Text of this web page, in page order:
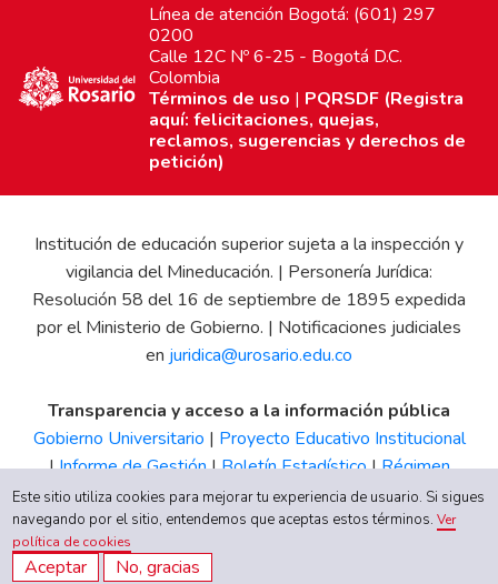
Línea de atención Bogotá: (601) 297
0200
Calle 12C Nº 6-25 - Bogotá D.C.
Colombia
Términos de uso | PQRSDF (Registra
aquí: felicitaciones, quejas,
reclamos, sugerencias y derechos de
petición)
Institución de educación superior sujeta a la inspección y
vigilancia del Mineducación. | Personería Jurídica:
Resolución 58 del 16 de septiembre de 1895 expedida
por el Ministerio de Gobierno. | Notificaciones judiciales
en juridica@urosario.edu.co
Transparencia y acceso a la información pública
Gobierno Universitario | Proyecto Educativo Institucional
|Informe de Gestión|Boletín Estadístico|Régimen
Tributario|Estados Financieros |Código de Ética| Canal
de Integridad UR
Este sitio utiliza cookies para mejorar tu experiencia de usuario. Si sigues
navegando por el sitio, entendemos que aceptas estos términos.Ver
política de cookies
Aceptar No, gracias